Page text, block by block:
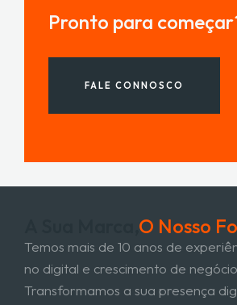
Pronto para
FALE CONNOSCO
O Nosso
Temos mais de 10 anos de
no digital e crescimento de
Transformamos a sua presença